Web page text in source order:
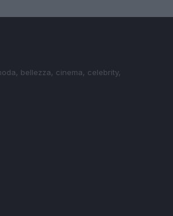
bellezza, cinema, celebrity,